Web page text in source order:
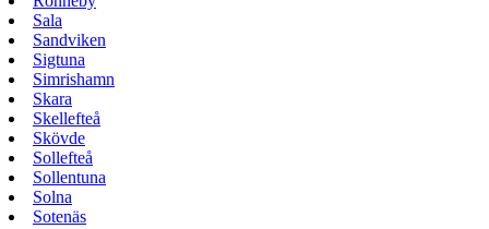
Sala
Sandviken
Sigtuna
Simrishamn
Skara
Skellefteå
Skövde
Sollefteå
Sollentuna
Solna
Sotenäs